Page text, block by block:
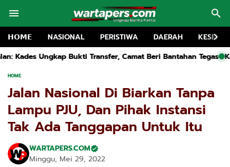
𝗛𝗢𝗠𝗘 NASIONAL PERISTIWA DAERAH
Camat Beri Bantahan Tegas Kapolsek Kwanyar Dihujat,
HOME
Jalan Nasional Di Biarkan Tanpa
Lampu PJU, Dan Pihak Instansi
Tak Ada Tanggapan Untuk Itu
WARTAPERS.COM
Minggu, Mei 29, 2022